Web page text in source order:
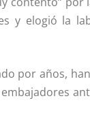
y elogió la
por años,